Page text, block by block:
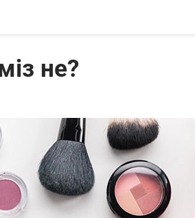
не?